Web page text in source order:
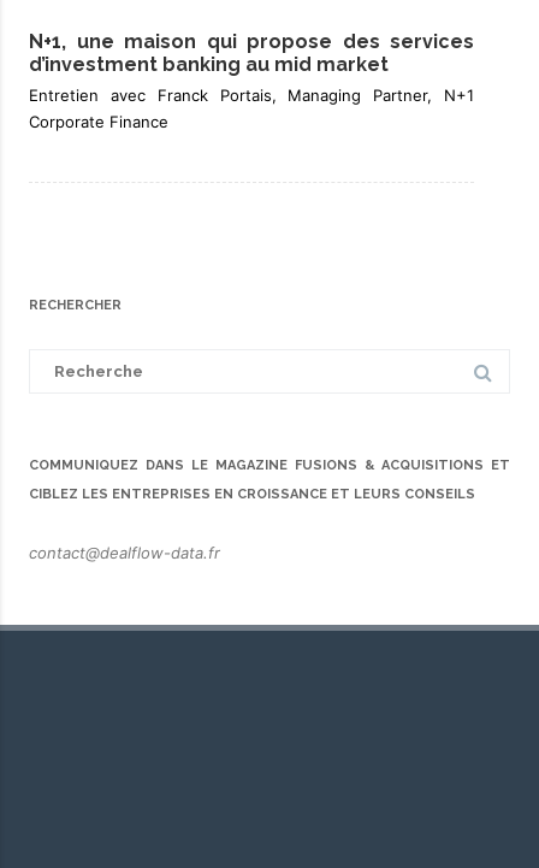
N+1, une maison qui propose des services
d’investment banking au mid market
Entretien avec Franck Portais, Managing Partner, N+1
Corporate Finance
RECHERCHER
COMMUNIQUEZ DANS LE MAGAZINE FUSIONS & ACQUISITIONS ET
CIBLEZ LES ENTREPRISES EN CROISSANCE ET LEURS CONSEILS
contact@dealflow-data.fr